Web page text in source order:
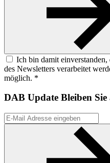
Ich bin damit einverstanden,
des Newsletters verarbeitet
möglich. *
DAB Update Bleiben